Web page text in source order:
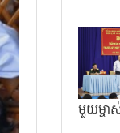
មួយម្ច